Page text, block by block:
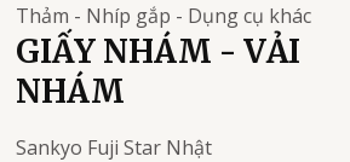
Thảm - Nhíp gắp - Dụng cụ khác
GIẤY NHÁM - VẢI
NHÁM
Sankyo Fuji Star Nhật